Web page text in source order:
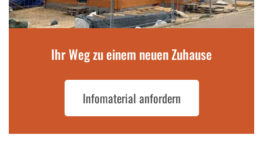
Ihr Weg zu einem neuen Zuhause
Infomaterial anfordern